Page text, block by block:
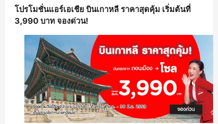
โปรโมชั่นแอร์เอเชีย บินเกาหลี ราคาสุดคุ้ม เริ่มต้นที่
3,990 บาท จองด่วน!